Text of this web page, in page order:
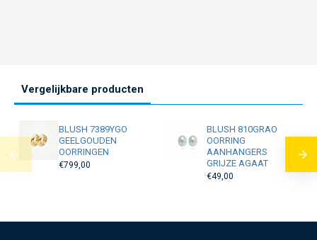
Vergelijkbare producten
BLUSH 7389YGO
GEELGOUDEN
OORRINGEN
€799,00
BLUSH 810GRAO
OORRING
AANHANGERS
GRIJZE AGAAT
€49,00